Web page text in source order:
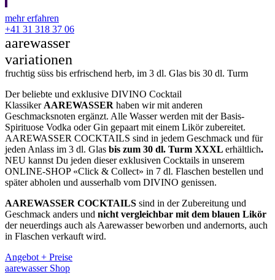
mehr erfahren
+41 31 318 37 06
aarewasser
variationen
fruchtig süss bis erfrischend herb, im 3 dl. Glas bis 30 dl. Turm
Der beliebte und exklusive DIVINO Cocktail
Klassiker AAREWASSER haben wir mit anderen
Geschmacksnoten ergänzt. Alle Wasser werden mit der Basis-
Spirituose Vodka oder Gin gepaart mit einem Likör zubereitet.
AAREWASSER COCKTAILS sind in jedem Geschmack und für
jeden Anlass im 3 dl. Glas bis zum 30 dl. Turm XXXL erhältlich.
NEU kannst Du jeden dieser exklusiven Cocktails in unserem
ONLINE-SHOP «Click & Collect» in 7 dl. Flaschen bestellen und
später abholen und ausserhalb vom DIVINO genissen.
AAREWASSER COCKTAILS sind in der Zubereitung und
Geschmack anders und nicht vergleichbar mit dem blauen Likör
der neuerdings auch als Aarewasser beworben und andernorts, auch
in Flaschen verkauft wird.
Angebot + Preise
aarewasser Shop